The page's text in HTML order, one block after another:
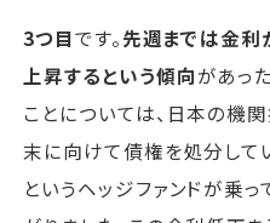
3つ目です。先週までは金利
上昇するという傾向があっ
ことについては、日本の機
末に向けて債権を処分して
というヘッジファンドが乗